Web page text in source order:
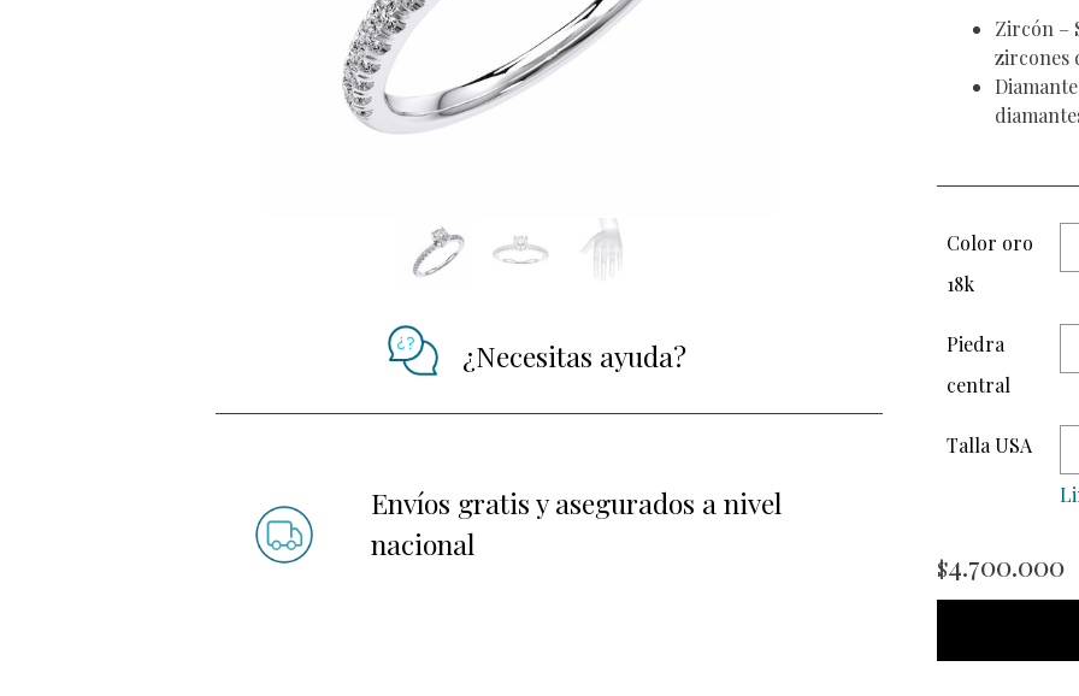
¿Necesitas ayuda?
Envíos gratis y asegurados a nivel
nacional
Zircón –
zircones
Color oro
18k
Piedra
central
Talla USA
$4.700.000